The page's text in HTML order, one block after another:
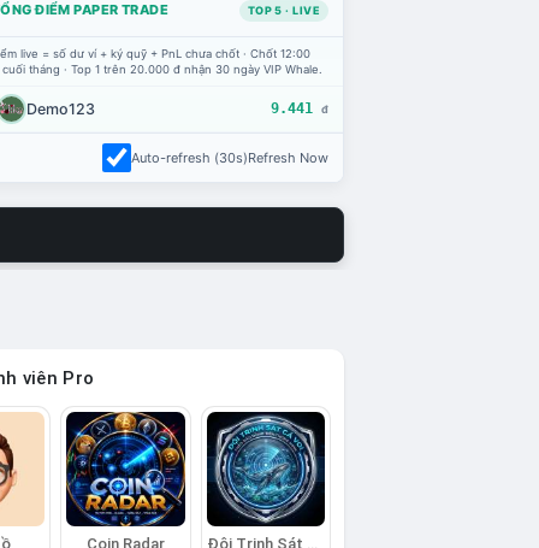
ĐIỂM PAPER TRADE TOP 5 · LIVE
live = số dư ví + ký quỹ + PnL chưa chốt · Chốt 12:00
tháng · Top 1 trên 20.000 đ nhận 30 ngày VIP Whale.
Demo123 9.441 đ
Auto-refresh (30s)Refresh Now
viên Pro
Coin Radar